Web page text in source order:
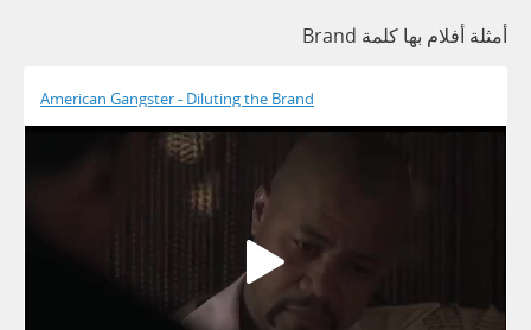
أمثلة أفلام بها كلمة Brand
American Gangster - Diluting the Brand